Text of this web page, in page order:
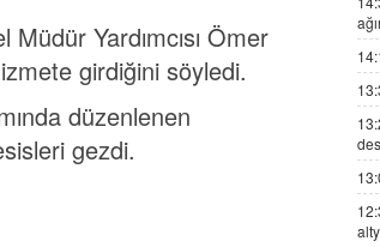
Yardımcısı Ömer
girdiğini söyledi.
düzenlenen
gezdi.